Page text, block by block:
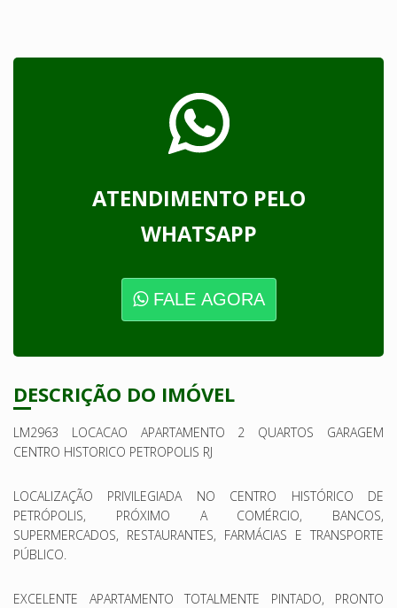
ATENDIMENTO PELO
WHATSAPP
FALE AGORA
DESCRIÇÃO DO IMÓVEL
LM2963 LOCACAO APARTAMENTO 2 QUARTOS GARAGEM
CENTRO HISTORICO PETROPOLIS RJ
LOCALIZAÇÃO PRIVILEGIADA NO CENTRO HISTÓRICO DE
PETRÓPOLIS, PRÓXIMO A COMÉRCIO, BANCOS,
SUPERMERCADOS, RESTAURANTES, FARMÁCIAS E TRANSPORTE
PÚBLICO.
EXCELENTE APARTAMENTO TOTALMENTE PINTADO, PRONTO